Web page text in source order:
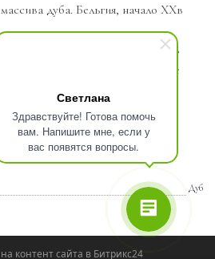
Светлана
Здравствуйте! Готова помочь
вам. Напишите мне, если у
вас появятся вопросы.
дуба. Бельгия, начало ХХв
выполненная в Бельгии в
дуба. Украшена резьбой в виде
рыб, гербовыми и
резьбы.
Дуб
контент cайта в Битрикс24